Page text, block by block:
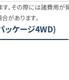
その際には諸費用が発
があります。
ッケージ4WD)